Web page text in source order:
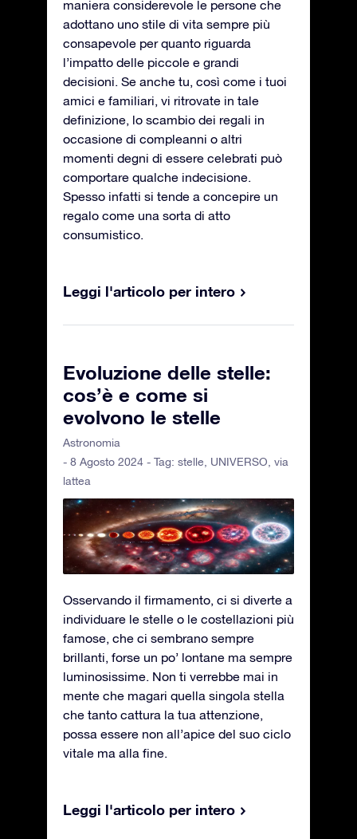
maniera considerevole le persone che
adottano uno stile di vita sempre più
consapevole per quanto riguarda
l’impatto delle piccole e grandi
decisioni. Se anche tu, così come i tuoi
amici e familiari, vi ritrovate in tale
definizione, lo scambio dei regali in
occasione di compleanni o altri
momenti degni di essere celebrati può
comportare qualche indecisione.
Spesso infatti si tende a concepire un
regalo come una sorta di atto
consumistico.
Leggi l'articolo per intero
Evoluzione delle stelle:
cos’è e come si
evolvono le stelle
Astronomia
- 8 Agosto 2024 - Tag: stelle UNIVERSO via
lattea
Osservando il firmamento, ci si diverte a
individuare le stelle o le costellazioni più
famose, che ci sembrano sempre
brillanti, forse un po’ lontane ma sempre
luminosissime. Non ti verrebbe mai in
mente che magari quella singola stella
che tanto cattura la tua attenzione,
possa essere non all’apice del suo ciclo
vitale ma alla fine.
Leggi l'articolo per intero